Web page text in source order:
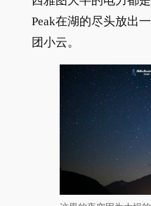
Peak在湖的尽头放出
团小云。